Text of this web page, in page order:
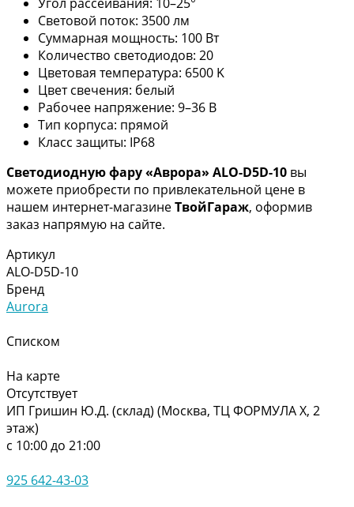
Световой поток: 3500 лм
Суммарная мощность: 100 Вт
Количество светодиодов: 20
Цветовая температура: 6500 K
Цвет свечения: белый
Рабочее напряжение: 9–36 В
Тип корпуса: прямой
Класс защиты: IP68
Светодиодную фару «Аврора» ALO-D5D-10 вы
можете приобрести по привлекательной цене в
нашем интернет-магазинеТвойГараж, оформив
заказ напрямую на сайте.
Артикул
ALO-D5D-10
Бренд
Aurora
Списком
На карте
Отсутствует
ИП Гришин Ю.Д. (склад) (Москва, ТЦ ФОРМУЛА Х, 2
этаж)
с 10:00 до 21:00
925 642-43-03